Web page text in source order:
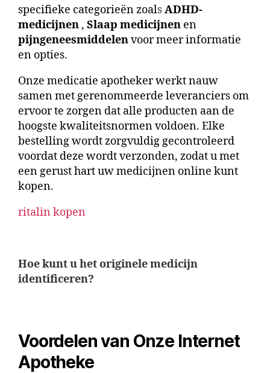
specifieke categorieën zoalsADHD-
medicijnen , Slaap medicijnen en
pijngeneesmiddelenvoor meer informatie
en opties.
Onze medicatie apothekerwerkt nauw
samen met gerenommeerde leveranciers om
ervoor te zorgen dat alle producten aan de
hoogste kwaliteitsnormen voldoen. Elke
bestelling wordt zorgvuldig gecontroleerd
voordat deze wordt verzonden, zodat u met
een gerust hart uwmedicijnen online kunt
kopen.
ritalin kopen
Hoe kunt u het originele medicijn
identificeren?
Voordelen van Onze Internet
Apotheke